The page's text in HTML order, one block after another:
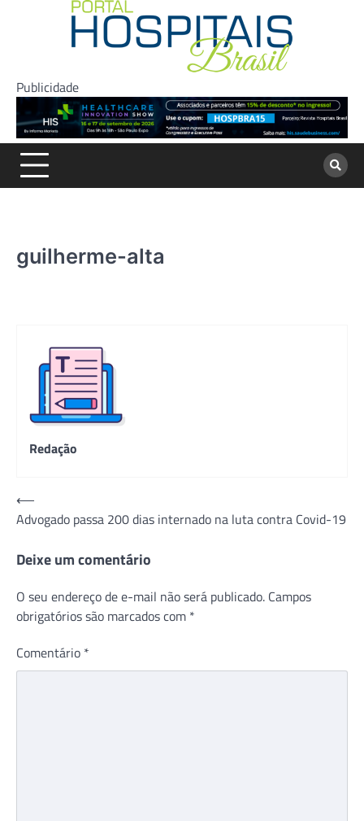
Publicidade
guilherme-alta
Redação
Navegação
de
Post
⟵
Advogado passa 200 dias internado na luta contra Covid-19
Deixe um comentário
O seu endereço de e-mail não será publicado. Campos
obrigatórios são marcados com *
Comentário *